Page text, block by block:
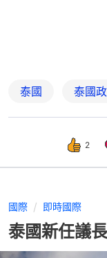
泰國 泰國
2
國際 即時國際
泰國新任議